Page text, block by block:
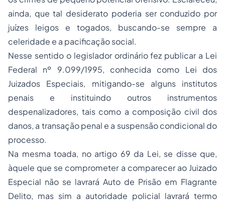
ainda, que tal desiderato poderia ser conduzido por
juízes leigos e togados, buscando-se sempre a
celeridade e a pacificação social.
Nesse sentido o legislador ordinário fez publicar a Lei
Federal nº 9.099/1995, conhecida como Lei dos
Juizados Especiais, mitigando-se alguns institutos
penais e instituindo outros instrumentos
despenalizadores, tais como a composição civil dos
danos, a transação penal e a suspensão condicional do
processo.
Na mesma toada, no artigo 69 da Lei, se disse que,
àquele que se comprometer a comparecer ao Juizado
Especial não se lavrará Auto de Prisão em Flagrante
Delito, mas sim a autoridade policial lavrará termo